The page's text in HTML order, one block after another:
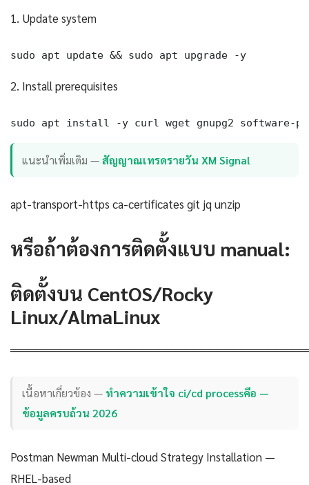
1. Update system
sudo apt update && sudo apt upgrade -y
2. Install prerequisites
sudo apt install -y curl wget gnupg2 software-
แนะนำเพิ่มเติม —สัญญาณเทรดรายวัน XM Signal
apt-transport-https ca-certificates git jq unzip
หรือถ้าต้องการติดตั้งแบบ manual:
ติดตั้งบน CentOS/Rocky
Linux/AlmaLinux
เนื้อหาเกี่ยวข้อง — ทำความเข้าใจ ci/cd processคือ —
ข้อมูลครบถ้วน 2026
Postman Newman Multi-cloud Strategy Installation —
RHEL-based